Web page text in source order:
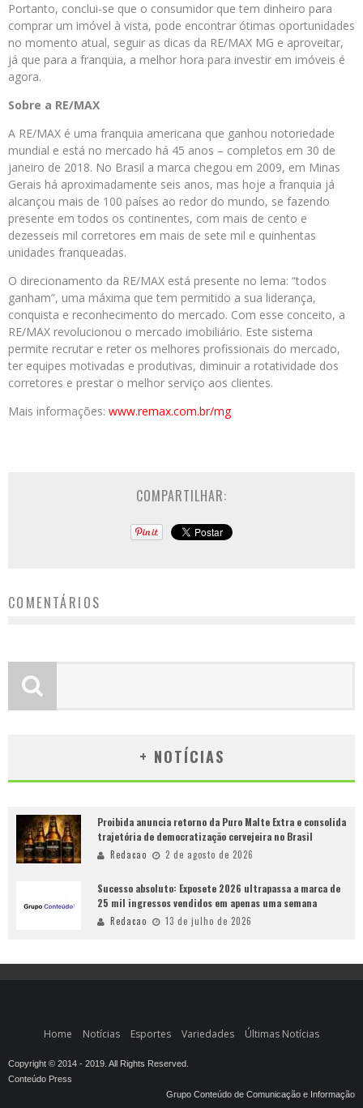
Portanto, conclui-se que o consumidor que tem dinheiro para
comprar um imóvel à vista, pode encontrar ótimas oportunidades
no momento atual, seguir as dicas da RE/MAX MG e aproveitar,
já que para a franquia, a melhor hora para investir em imóveis é
agora.
Sobre a RE/MAX
A RE/MAX é uma franquia americana que ganhou notoriedade
mundial e está no mercado há 45 anos – completos em 30 de
janeiro de 2018. No Brasil a marca chegou em 2009, em Minas
Gerais há aproximadamente seis anos, mas hoje a franquia já
alcançou mais de 100 países ao redor do mundo, se fazendo
presente em todos os continentes, com mais de cento e
dezesseis mil corretores em mais de sete mil e quinhentas
unidades franqueadas.
O direcionamento da RE/MAX está presente no lema: “todos
ganham”, uma máxima que tem permitido a sua liderança,
conquista e reconhecimento do mercado. Com esse conceito, a
RE/MAX revolucionou o mercado imobiliário. Este sistema
permite recrutar e reter os melhores profissionais do mercado,
ter equipes motivadas e produtivas, diminuir a rotatividade dos
corretores e prestar o melhor serviço aos clientes.
Mais informações: www.remax.com.br/mg
COMPARTILHAR:
COMENTÁRIOS
+ NOTÍCIAS
Proibida anuncia retorno da Puro Malte Extra e consolida
trajetória de democratização cervejeira no Brasil
Redacao 2 de agosto de 2026
Sucesso absoluto: Exposete 2026 ultrapassa a marca de
25 mil ingressos vendidos em apenas uma semana
Redacao 13 de julho de 2026
Home Notícias Esportes Variedades Últimas Notícias
Copyright © 2014 - 2019. All Rights Reserved.
Conteúdo Press
Grupo Conteúdo de Comunicação e Informação